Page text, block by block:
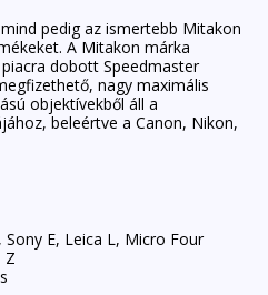
pedig az ismertebb Mitakon
A Mitakon márka
dobott Speedmaster
nagy maximális
objektívekből áll a
beleértve a Canon, Nikon,
Sony E, Leica L, Micro Four
Z